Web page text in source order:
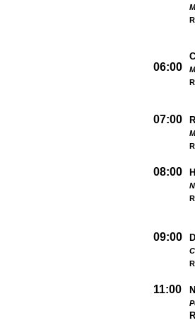
06:00
07:00
08:00
09:00
11:00